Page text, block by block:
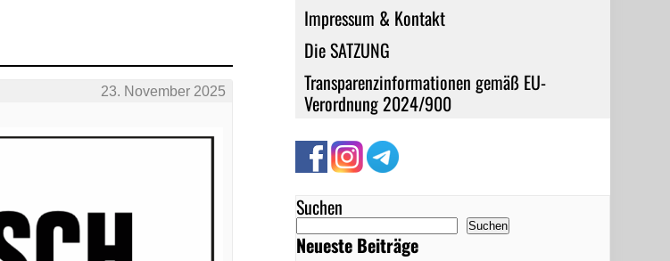
Impressum & Kontakt
Die SATZUNG
Transparenzinformationen gemäß EU-
Verordnung 2024/900
Suchen
Suchen
Neueste Beiträge
23. November 2025